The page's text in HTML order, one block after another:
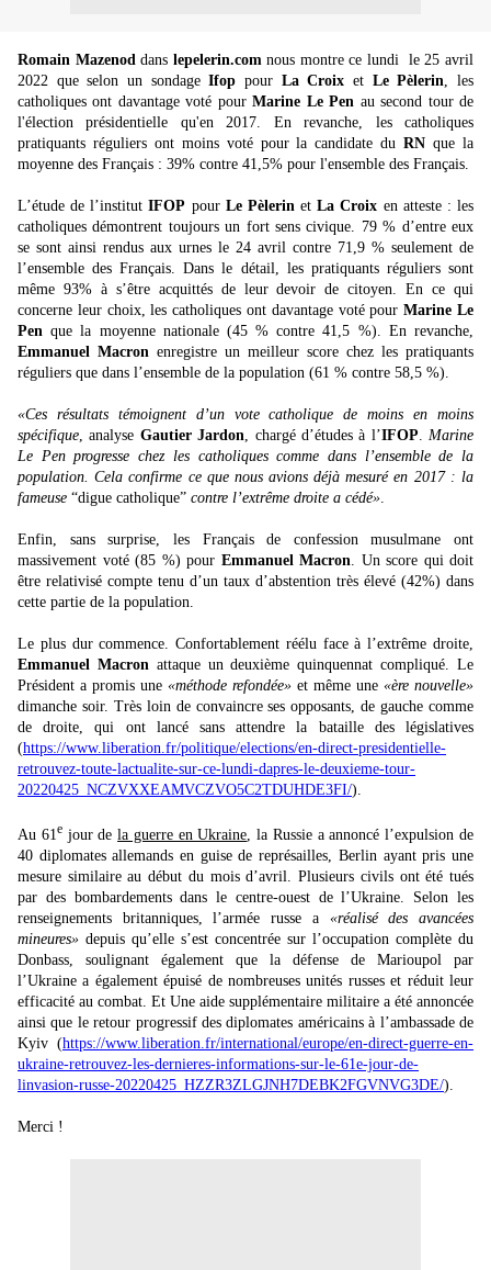
Romain Mazenoddans lepelerin.comnous montre ce lundi le 25 avril
2022 que selon un sondageIfop pour La Croix et Le Pèlerin, les
catholiques ont davantage voté pourMarine Le Pen au second tour de
l'élection présidentielle qu'en 2017. En revanche, les catholiques
pratiquants réguliers ont moins voté pour la candidate duRN que la
moyenne des Français : 39% contre 41,5% pour l'ensemble des Français.
L’étude de l’institutIFOP pour Le PèlerinetLa Croix en atteste : les
catholiques démontrent toujours un fort sens civique. 79 % d’entre eux
se sont ainsi rendus aux urnes le 24 avril contre 71,9 % seulement de
l’ensemble des Français. Dans le détail, les pratiquants réguliers sont
même 93% à s’être acquittés de leur devoir de citoyen. En ce qui
concerne leur choix, les catholiques ont davantage voté pourMarine Le
Pen que la moyenne nationale (45 % contre 41,5 %). En revanche,
Emmanuel Macron enregistre un meilleur score chez les pratiquants
réguliers que dans l’ensemble de la population (61 % contre 58,5 %).
«Ces résultats témoignent d’un vote catholique de moins en moins
spécifique, analyse Gautier Jardon, chargé d’études à l’IFOP. Marine
Le Pen progresse chez les catholiques comme dans l’ensemble de la
population. Cela confirme ce que nous avions déjà mesuré en 2017 : la
fameuse “digue catholique” contre l’extrême droite a cédé».
Enfin, sans surprise, les Français de confession musulmane ont
massivement voté (85 %) pour Emmanuel Macron. Un score qui doit
être relativisé compte tenu d’un taux d’abstention très élevé (42%) dans
cette partie de la population.
Le plus dur commence. Confortablement réélu face à l’extrême droite,
Emmanuel Macronattaque un deuxième quinquennat compliqué. Le
Président a promis une «méthode refondée» et même une «ère nouvelle»
dimanche soir. Très loin de convaincre ses opposants, de gauche comme
de droite, qui ont lancé sans attendre la bataille des législatives
(https://www.liberation.fr/politique/elections/en-direct-presidentielle-
retrouvez-toute-lactualite-sur-ce-lundi-dapres-le-deuxieme-tour-
20220425_NCZVXXEAMVCZVO5C2TDUHDE3FI/).
Au 61ejour dela guerre en Ukraine , la Russie a annoncé l’expulsion de
40 diplomates allemands en guise de représailles, Berlin ayant pris une
mesure similaire au début du mois d’avril. Plusieurs civils ont été tués
par des bombardements dans le centre-ouest de l’Ukraine. Selon les
renseignements britanniques, l’armée russe a «réalisé des avancées
mineures» depuis qu’elle s’est concentrée sur l’occupation complète du
Donbass, soulignant également que la défense de Marioupol par
l’Ukraine a également épuisé de nombreuses unités russes et réduit leur
efficacité au combat. Et Une aide supplémentaire militaire a été annoncée
ainsi que le retour progressif des diplomates américains à l’ambassade de
Kyiv (https://www.liberation.fr/international/europe/en-direct-guerre-en-
ukraine-retrouvez-les-dernieres-informations-sur-le-61e-jour-de-
linvasion-russe-20220425_HZZR3ZLGJNH7DEBK2FGVNVG3DE/).
Merci !